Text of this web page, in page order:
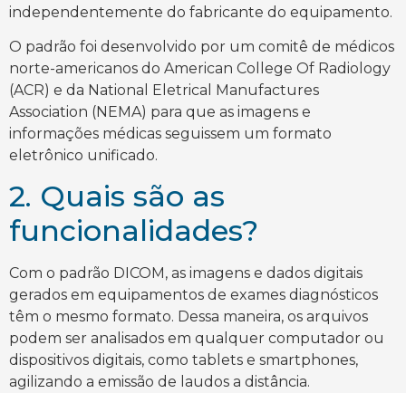
independentemente do fabricante do equipamento.
O padrão foi desenvolvido por um comitê de médicos
norte-americanos do American College Of Radiology
(ACR) e da National Eletrical Manufactures
Association (NEMA) para que as imagens e
informações médicas seguissem um formato
eletrônico unificado.
2. Quais são as
funcionalidades?
Com o padrão DICOM, as imagens e dados digitais
gerados em equipamentos de exames diagnósticos
têm o mesmo formato. Dessa maneira, os arquivos
podem ser analisados em qualquer computador ou
dispositivos digitais, como tablets e smartphones,
agilizando a emissão de laudos a distância.